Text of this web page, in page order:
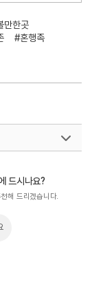
만한곳
#혼행족
드시나요?
해 드리겠습니다.